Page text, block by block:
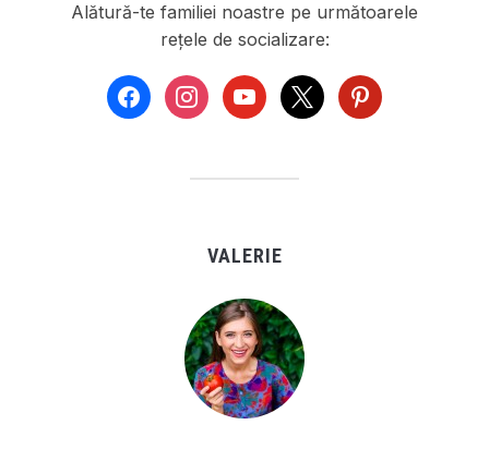
Alătură-te familiei noastre pe următoarele
rețele de socializare:
facebookinstagramyoutube
x pinterest
VALERIE